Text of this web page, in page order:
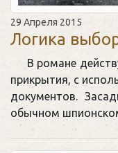
29 Апреля 2015
Логика
В романе
прикрытия, с
документов.
обычном